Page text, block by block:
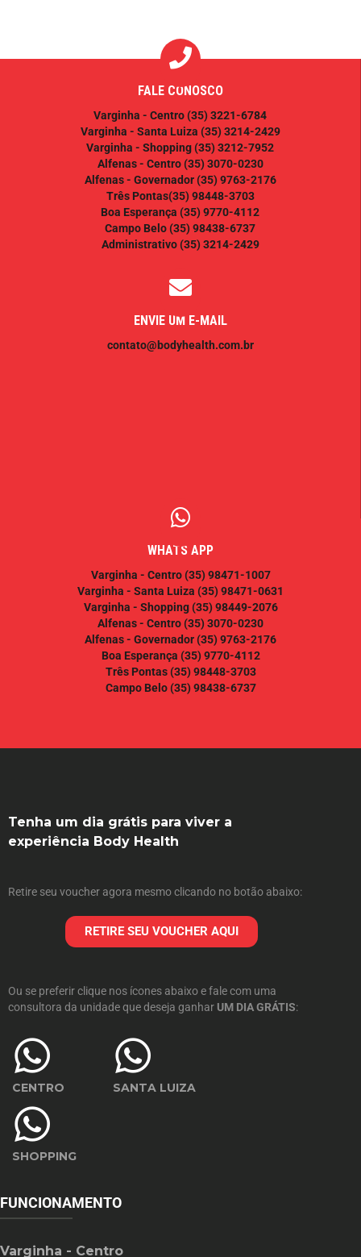
FALE CONOSCO
Varginha - Centro(35) 3221-6784
Varginha - Santa Luiza (35) 3214-2429
Varginha - Shopping(35) 3212-7952
Alfenas - Centro(35) 3070-0230
Alfenas - Governador(35) 9763-2176
Três Pontas(35) 98448-3703
Boa Esperança (35) 9770-4112
Campo Belo(35) 98438-6737
Administrativo(35) 3214-2429
ENVIE UM E-MAIL
contato@bodyhealth.com.br
WHATS APP
Varginha - Centro(35) 98471-1007
Varginha - Santa Luiza (35) 98471-0631
Varginha - Shopping(35) 98449-2076
Alfenas - Centro(35) 3070-0230
Alfenas - Governador(35) 9763-2176
Boa Esperança (35) 9770-4112
Três Pontas(35) 98448-3703
Campo Belo(35) 98438-6737
Tenha um dia grátis para viver a
experiência Body Health
Retire seu voucher agora mesmo clicando no botão abaixo:
RETIRE SEU VOUCHER AQUI
Ou se preferir clique nos ícones abaixo e fale com uma
consultora da unidade que deseja ganhar UM DIA GRÁTIS:
CENTRO SANTA LUIZA
SHOPPING
FUNCIONAMENTO
Varginha - Centro